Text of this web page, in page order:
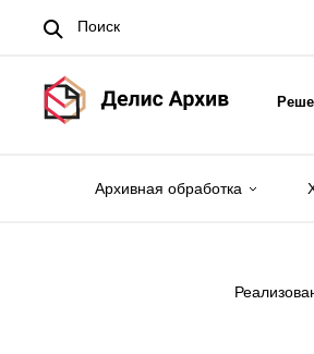
Архивная обработка